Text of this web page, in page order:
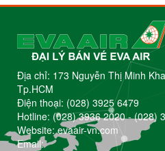
Địa chỉ: 173 Nguyễn Thị Minh
Tp.HCM
Điện thoại: (028) 3925 6479
Hotline: (028) 3936 2020-(028)
Website: evaair-vn.com
Email: